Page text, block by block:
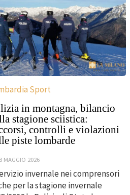
Sport
in montagna, bilancio
stagione sciistica:
controlli e violazioni
piste lombarde
MAGGIO 2026
invernale nei comprensori
per la stagione invernale